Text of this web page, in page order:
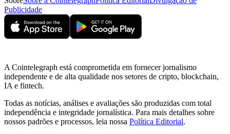
Publicidade
A Cointelegraph está comprometida em fornecer jornalismo
independente e de alta qualidade nos setores de cripto, blockchain,
IA e fintech.
Todas as notícias, análises e avaliações são produzidas com total
independência e integridade jornalística. Para mais detalhes sobre
nossos padrões e processos, leia nossa Política Editorial.